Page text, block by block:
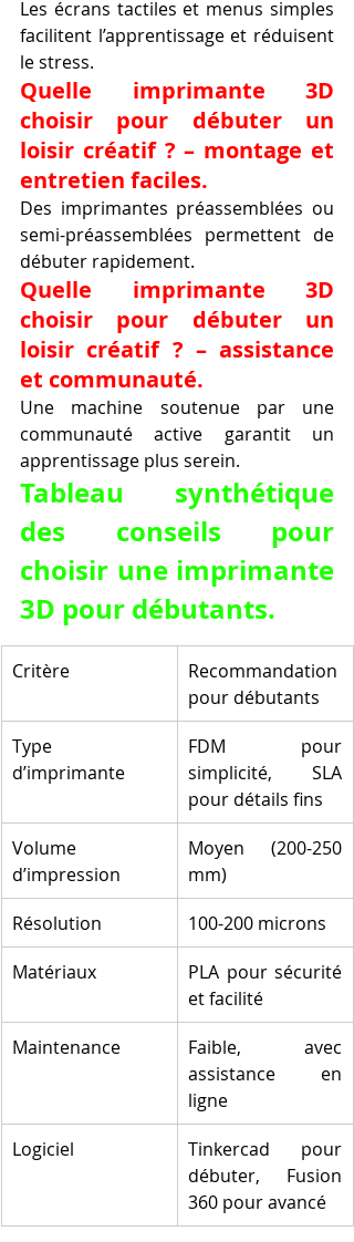
Les écrans tactiles et menus simples
facilitent l’apprentissage et réduisent
le stress.
Quelle imprimante 3D
choisir pour débuter un
loisir créatif ? – montage et
entretien faciles.
Des imprimantes préassemblées ou
semi-préassemblées permettent de
débuter rapidement.
Quelle imprimante 3D
choisir pour débuter un
loisir créatif ? – assistance
et communauté.
Une machine soutenue par une
communauté active garantit un
apprentissage plus serein.
Tableau synthétique
des conseils pour
choisir une imprimante
3D pour débutants.
Critère
Recommandation
pour débutants
Type
d’imprimante
FDM pour
simplicité, SLA
pour détails fins
Volume
d’impression
Moyen (200-250
mm)
Résolution
100-200 microns
Matériaux
PLA pour sécurité
et facilité
Maintenance
Faible, avec
assistance en
ligne
Logiciel
Tinkercad pour
débuter, Fusion
360 pour avancé